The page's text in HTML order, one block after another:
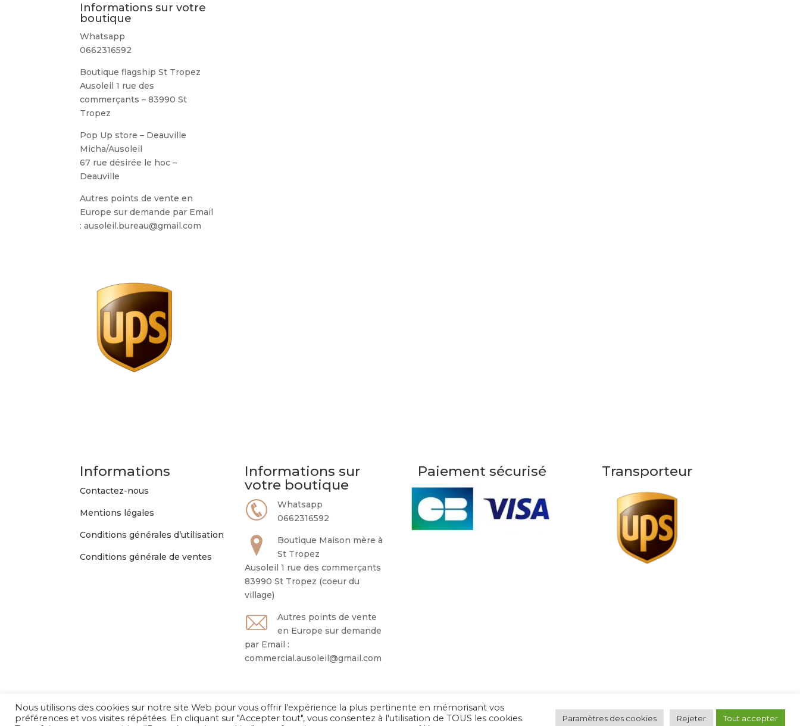
Informations sur votre
boutique
Whatsapp
0662316592
Boutique flagship St Tropez
Ausoleil 1 rue des
commerçants – 83990 St
Tropez
Pop Up store – Deauville
Micha/Ausoleil
67 rue désirée le hoc –
Deauville
Autres points de vente en
Europe sur demande par Email
: ausoleil.bureau@gmail.com
Informations
Contactez-nous
Mentions légales
Conditions générales d’utilisation
Conditions générale de ventes
Informations sur
votre boutique
Whatsapp
0662316592
Boutique Maison mère à
St Tropez
Ausoleil 1 rue des commerçants
83990 St Tropez (coeur du
village)
Autres points de vente
en Europe sur demande
par Email :
commercial.ausoleil@gmail.com
Paiement sécurisé Transporteur
Au Soleil de Saint Tropez 2026– Tous droits réservés
Nous utilisons des cookies sur notre site Web pour vous offrir l'expérience la plus pertinente en mémorisant vos
préférences et vos visites répétées. En cliquant sur "Accepter tout", vous consentez à l'utilisation de TOUS les cookies.
Paramètres des cookies Rejeter Tout accepter